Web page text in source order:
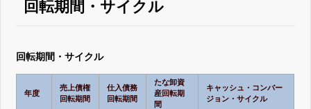
回転期間・サイクル
回転期間・サイクル
年度
売上債権
回転期間
仕入債務
回転期間
たな卸資
産回転期
間
キャッシュ・コンバー
ジョン・サイクル